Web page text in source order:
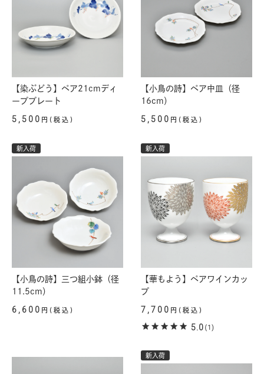
【染ぶどう】ペア21cmディ
ーププレート
5,500 円(税込)
【小鳥の詩】ペア中皿（径
16cm）
5,500 円(税込)
新入荷
【小鳥の詩】三つ組小鉢（径
11.5cm）
6,600 円(税込)
新入荷
【華もよう】ペアワインカッ
プ
7,700 円(税込)
5.0 (1)
新入荷